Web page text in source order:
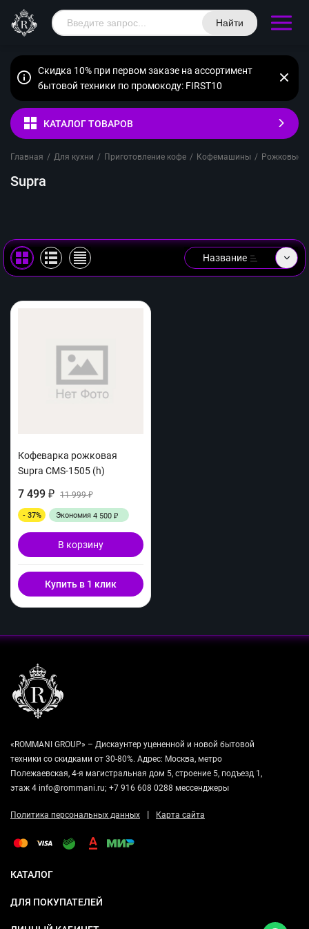
Найти
Скидка 10% при первом заказе на ассортимент
бытовой техники по промокоду: FIRST10
КАТАЛОГ ТОВАРОВ
Главная / Для кухни / Приготовление кофе / Кофемашины / Рожковые
Supra
Название
Кофеварка рожковая
Supra CMS-1505 (h)
7 499 ₽ 11 999₽
- 37% Экономия 4 500 ₽
В корзину
Купить в 1 клик
«ROMMANI GROUP» – Дискаунтер уцененной и новой бытовой
техники со скидками от 30-80%. Адрес: Москва, метро
Полежаевская, 4-я магистральная дом 5, строение 5, подъезд 1,
этаж 4 info@rommani.ru; +7 916 608 0288 мессенджеры
Политика персональных данных | Карта сайта
КАТАЛОГ
ДЛЯ ПОКУПАТЕЛЕЙ